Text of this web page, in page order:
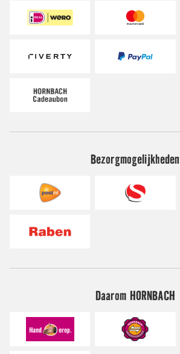
Bezorgmogelijkheden
Daarom HORNBACH